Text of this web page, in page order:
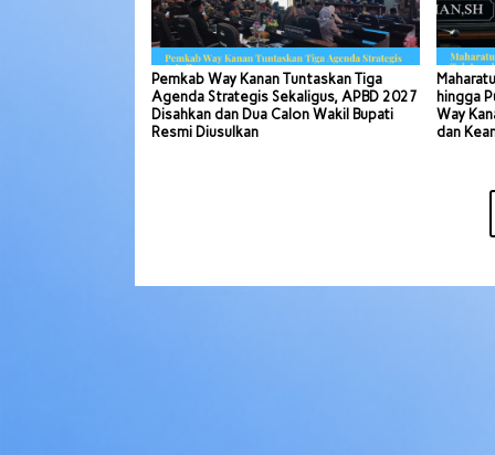
Pemkab Way Kanan Tuntaskan Tiga
Agenda Strategis Sekaligus, APBD 2027
Disahkan dan Dua Calon Wakil Bupati
Resmi Diusulkan
hingga
Way
dan